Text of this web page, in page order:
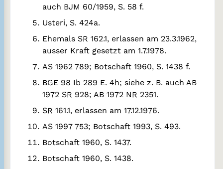
auch BJM 60/1959, S. 58 f.
Usteri, S. 424a.
Ehemals SR 162.1, erlassen am 23.3.1962,
ausser Kraft gesetzt am 1.7.1978.
AS 1962 789; Botschaft 1960, S. 1438 f.
BGE 98 Ib 289 E. 4h; siehe z. B. auch AB
1972 SR 928; AB 1972 NR 2351.
SR 161.1, erlassen am 17.12.1976.
AS 1997 753; Botschaft 1993, S. 493.
Botschaft 1960, S. 1437.
Botschaft 1960, S. 1438.